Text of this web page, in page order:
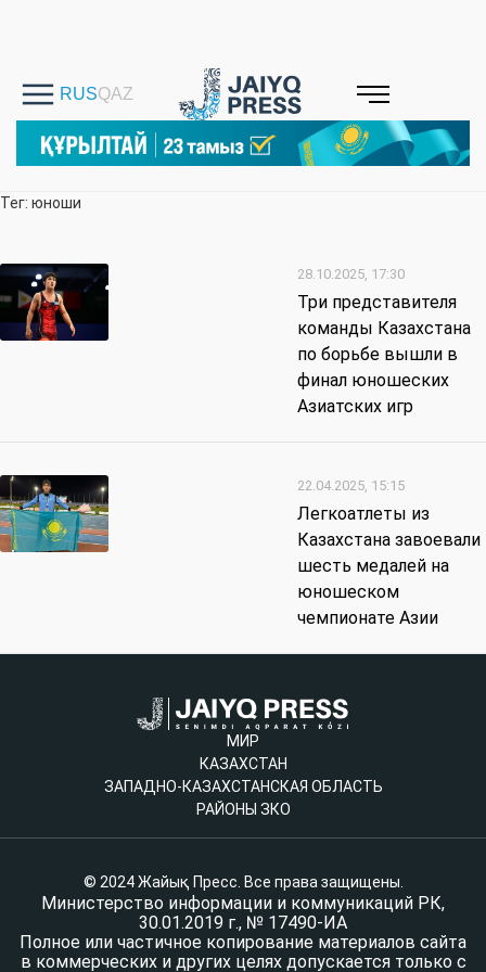
Тег: юноши
28.10.2025, 17:30
Три представителя
команды Казахстана
по борьбе вышли в
финал юношеских
Азиатских игр
22.04.2025, 15:15
Легкоатлеты из
Казахстана завоевали
шесть медалей на
юношеском
чемпионате Азии
МИР
КАЗАХСТАН
ЗАПАДНО-КАЗАХСТАНСКАЯ ОБЛАСТЬ
РАЙОНЫ ЗКО
© 2024 Жайық Пресс. Все права защищены.
Министерство информации и коммуникаций РК,
30.01.2019 г., № 17490-ИА
Полное или частичное копирование материалов сайта
в коммерческих и других целях допускается только с